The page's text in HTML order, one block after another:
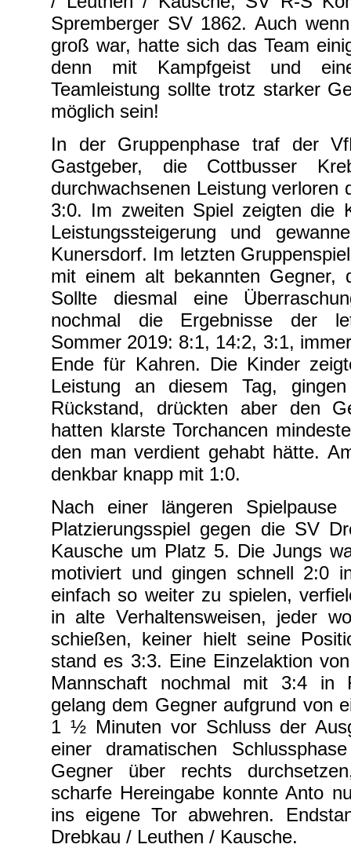
Spremberger SV 1862. Auch
groß war, hatte sich das Team
denn mit Kampfgeist und
Teamleistung sollte trotz starker
möglich sein!
In der Gruppenphase traf der
Gastgeber, die Cottbusser
durchwachsenen Leistung verloren
3:0. Im zweiten Spiel zeigten die
Leistungssteigerung und
Kunersdorf. Im letzten
mit einem alt bekannten Gegner,
Sollte diesmal eine
nochmal die Ergebnisse der
Sommer 2019: 8:1, 14:2, 3:1,
Ende für Kahren. Die Kinder
Leistung an diesem Tag,
Rückstand, drückten aber den
hatten klarste Torchancen
den man verdient gehabt hätte.
denkbar knapp mit 1:0.
Nach einer längeren
Platzierungsspiel gegen die SV
Kausche um Platz 5. Die Jungs
motiviert und gingen schnell 2:0
einfach so weiter zu spielen,
in alte Verhaltensweisen, jeder
schießen, keiner hielt seine
stand es 3:3. Eine Einzelaktion
Mannschaft nochmal mit 3:4 in
gelang dem Gegner aufgrund von
1 ½ Minuten vor Schluss der
einer dramatischen
Gegner über rechts
scharfe Hereingabe konnte Anto
ins eigene Tor abwehren.
Drebkau / Leuthen / Kausche.